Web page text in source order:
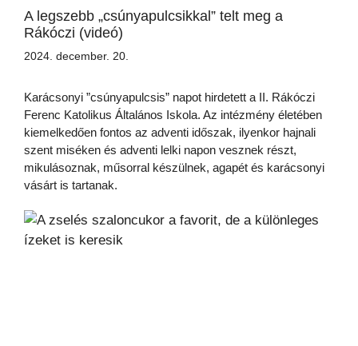
A legszebb „csúnyapulcsikkal” telt meg a
Rákóczi (videó)
2024. december. 20.
Karácsonyi ”csúnyapulcsis” napot hirdetett a II. Rákóczi
Ferenc Katolikus Általános Iskola. Az intézmény életében
kiemelkedően fontos az adventi időszak, ilyenkor hajnali
szent miséken és adventi lelki napon vesznek részt,
mikulásoznak, műsorral készülnek, agapét és karácsonyi
vásárt is tartanak.